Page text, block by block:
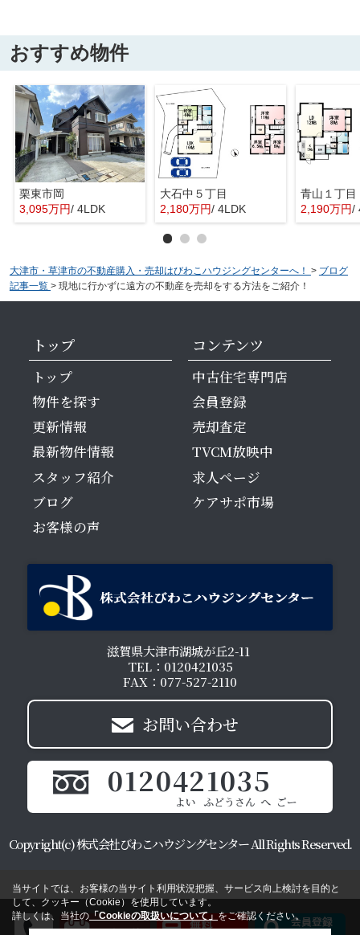
おすすめ物件
栗東市岡
3,095万円/ 4LDK
大石中５丁目
2,180万円/ 4LDK
青山１丁目
2,190万円/
大津市・草津市の不動産購入・売却はびわこハウジングセンターへ！ > ブログ
記事一覧 > 現地に行かずに遠方の不動産を売却をする方法をご紹介！
トップ
トップ
物件を探す
更新情報
最新物件情報
スタッフ紹介
ブログ
お客様の声
コンテンツ
中古住宅専門店
会員登録
売却査定
TVCM放映中
求人ページ
ケアサポ市場
滋賀県大津市湖城が丘2-11
TEL：0120421035
FAX：077-527-2110
お問い合わせ
0120421035
Copyright(c) 株式会社びわこハウジングセンター All Rights Reserved.
当サイトでは、お客様の当サイト利用状況把握、サービス向上検討を目的と
して、クッキー（Cookie）を使用しています。
詳しくは、当社の 「Cookieの取扱いについて」 をご確認ください。